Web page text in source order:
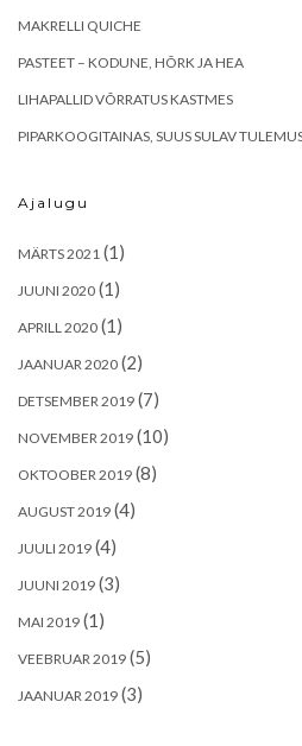
MAKRELLI QUICHE
PASTEET – KODUNE, HÕRK JA HEA
LIHAPALLID VÕRRATUS KASTMES
PIPARKOOGITAINAS, SUUS SULAV
Ajalugu
MÄRTS 2021 (1)
JUUNI 2020 (1)
APRILL 2020 (1)
JAANUAR 2020 (2)
DETSEMBER 2019 (7)
NOVEMBER 2019 (10)
OKTOOBER 2019 (8)
AUGUST 2019 (4)
JUULI 2019 (4)
JUUNI 2019 (3)
MAI 2019 (1)
VEEBRUAR 2019 (5)
JAANUAR 2019 (3)